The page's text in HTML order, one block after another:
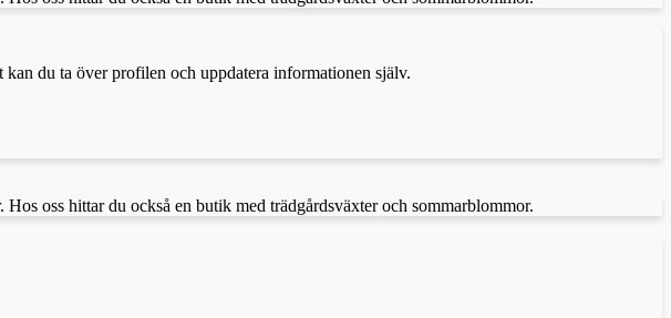
du ta över profilen och uppdatera informationen själv.
oss hittar du också en butik med trädgårdsväxter och sommarblommor.